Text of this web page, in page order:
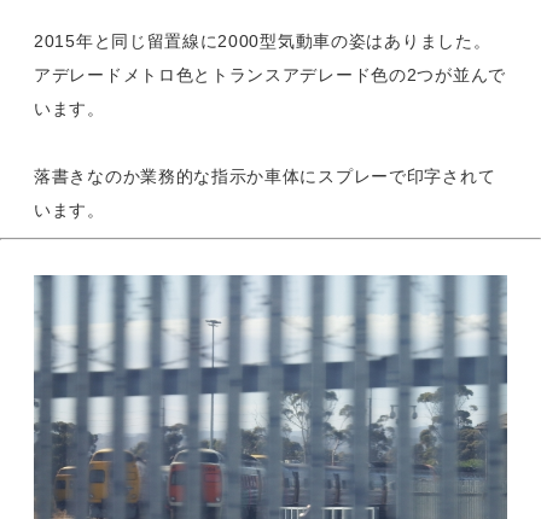
2015年と同じ留置線に2000型気動車の姿はありました。
アデレードメトロ色とトランスアデレード色の2つが並んで
います。
落書きなのか業務的な指示か車体にスプレーで印字されて
います。